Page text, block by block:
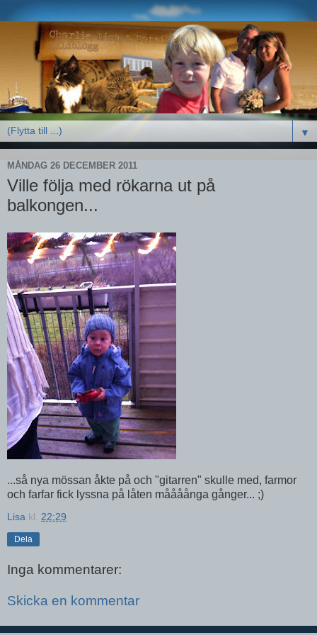
▼
MÅNDAG 26 DECEMBER 2011
Ville följa med rökarna ut på
balkongen...
...så nya mössan åkte på och "gitarren" skulle med, farmor
och farfar fick lyssna på låten måååånga gånger... ;)
Lisa kl. 22:29
Dela
Inga kommentarer:
Skicka en kommentar